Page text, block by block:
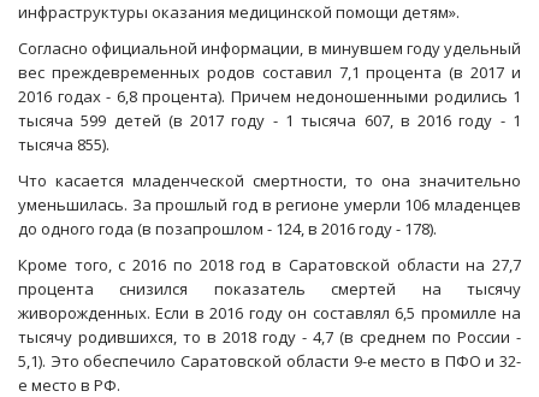
инфраструктуры оказания медицинской помощи детям».
Согласно официальной информации, в минувшем году удельный
вес преждевременных родов составил 7,1 процента (в 2017 и
2016 годах - 6,8 процента). Причем недоношенными родились 1
тысяча 599 детей (в 2017 году - 1 тысяча 607, в 2016 году - 1
тысяча 855).
Что касается младенческой смертности, то она значительно
уменьшилась. За прошлый год в регионе умерли 106 младенцев
до одного года (в позапрошлом - 124, в 2016 году - 178).
Кроме того, с 2016 по 2018 год в Саратовской области на 27,7
процента снизился показатель смертей на тысячу
живорожденных. Если в 2016 году он составлял 6,5 промилле на
тысячу родившихся, то в 2018 году - 4,7 (в среднем по России -
5,1). Это обеспечило Саратовской области 9-е место в ПФО и 32-
е место в РФ.